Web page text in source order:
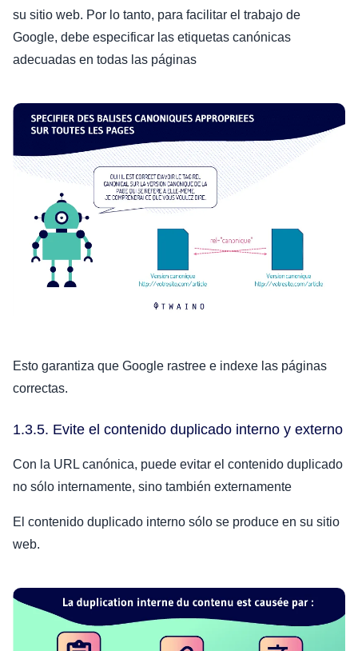
su sitio web. Por lo tanto, para facilitar el trabajo de
Google, debe especificar las etiquetas canónicas
adecuadas en todas las páginas
Esto garantiza que Google rastree e indexe las páginas
correctas.
1.3.5. Evite el contenido duplicado interno y externo
Con la URL canónica, puede evitar el contenido duplicado
no sólo internamente, sino también externamente
El contenido duplicado interno sólo se produce en su sitio
web.